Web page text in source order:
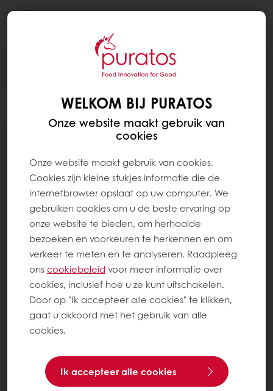
Softgrain Sprouted Rye
Lees meer
WELKOM BIJ PURATOS
Onze website maakt gebruik van
cookies
Onze website maakt gebruik van cookies.
Cookies zijn kleine stukjes informatie die de
internetbrowser opslaat op uw computer. We
gebruiken cookies om u de beste ervaring op
onze website te bieden, om herhaalde
bezoeken en voorkeuren te herkennen en om
verkeer te meten en te analyseren. Raadpleeg
onscookiebeleid voor meer informatie over
cookies, inclusief hoe u ze kunt uitschakelen.
Door op "Ik accepteer alle cookies" te klikken,
gaat u akkoord met het gebruik van alle
cookies.
Ik accepteer alle cookies